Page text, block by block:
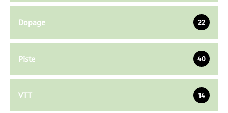
Dopage 22
Piste 40
VTT 14